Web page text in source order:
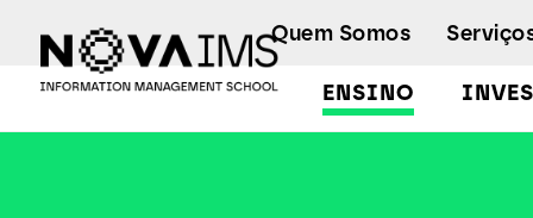
ENSINO
Quem Somos
Pós-Graduação em Sistemas Estatísticos